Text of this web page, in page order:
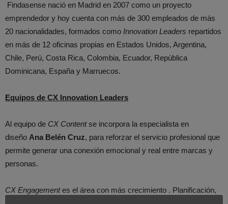
Findasense nació en Madrid en 2007 como un proyecto
emprendedor y hoy cuenta con más de 300 empleados de más
20 nacionalidades, formados como Innovation Leaders repartidos
en más de 12 oficinas propias en Estados Unidos, Argentina,
Chile, Perú, Costa Rica, Colombia, Ecuador, República
Dominicana, España y Marruecos.
Equipos de CX Innovation Leaders
Al equipo de CX Contentse incorpora la especialista en
diseño Ana Belén Cruz, para reforzar el servicio profesional que
permite generar una conexión emocional y real entre marcas y
personas.
CX Engagementes el área con más crecimiento . Planificación,